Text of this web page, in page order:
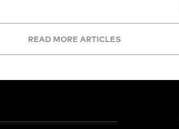
READ MORE ARTICLES